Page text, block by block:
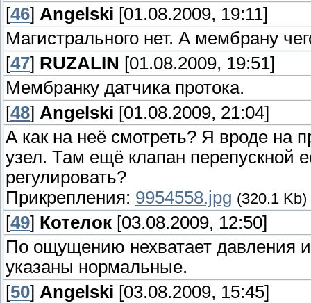
[46] Angelski [01.08.2009, 19:11]
Магистрального нет. А мембрану
[47] RUZALIN [01.08.2009, 19:51]
Мембранку датчика протока.
[48] Angelski [01.08.2009, 21:04]
А как на неё смотреть? Я вроде на
узел. Там ещё клапан перепускной
регулировать?
Прикрепления: 9954558.jpg (320.1 Kb)
[49] Котелок [03.08.2009, 12:50]
По ощущению нехватает давления
указаны нормальные.
[50] Angelski [03.08.2009, 15:45]